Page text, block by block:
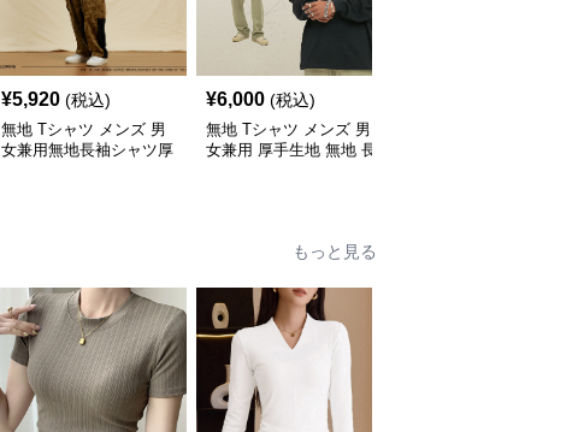
¥5,920 (税込)
無地 Tシャツ メンズ 男
女兼用無地長袖シャツ厚
¥6,000 (税込)
無地 Tシャツ メンズ 男
女兼用 厚手生地 無地 長
もっと見る